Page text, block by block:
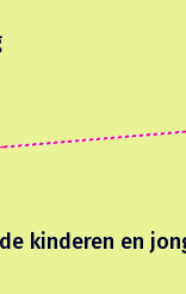
kinderen en